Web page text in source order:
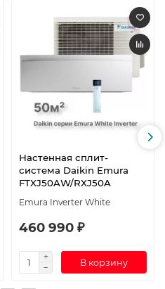
Настенная сплит-
система Daikin Emura
FTXJ50AW/RXJ50A
Emura Inverter White
460 990 ₽
В корзину